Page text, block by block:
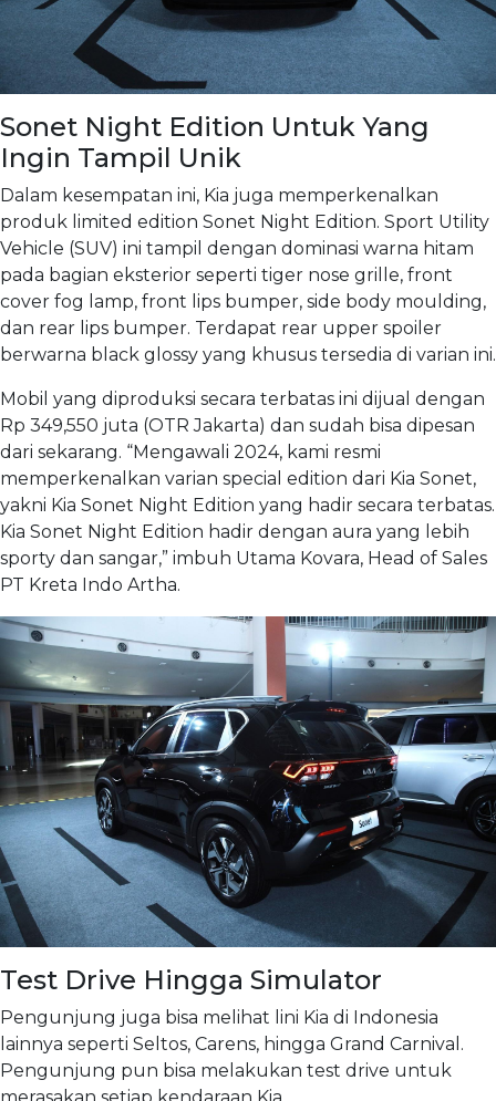
Sonet Night Edition Untuk Yang
Ingin Tampil Unik
Dalam kesempatan ini, Kia juga memperkenalkan
produk limited edition Sonet Night Edition. Sport Utility
Vehicle (SUV) ini tampil dengan dominasi warna hitam
pada bagian eksterior seperti tiger nose grille, front
cover fog lamp, front lips bumper, side body moulding,
dan rear lips bumper. Terdapat rear upper spoiler
berwarna black glossy yang khusus tersedia di varian ini.
Mobil yang diproduksi secara terbatas ini dijual dengan
Rp 349,550 juta (OTR Jakarta) dan sudah bisa dipesan
dari sekarang. “Mengawali 2024, kami resmi
memperkenalkan varian special edition dari Kia Sonet,
yakni Kia Sonet Night Edition yang hadir secara terbatas.
Kia Sonet Night Edition hadir dengan aura yang lebih
sporty dan sangar,” imbuh Utama Kovara, Head of Sales
PT Kreta Indo Artha.
Test Drive Hingga Simulator
Pengunjung juga bisa melihat lini Kia di Indonesia
lainnya seperti Seltos, Carens, hingga Grand Carnival.
Pengunjung pun bisa melakukan test drive untuk
merasakan setiap kendaraan Kia.